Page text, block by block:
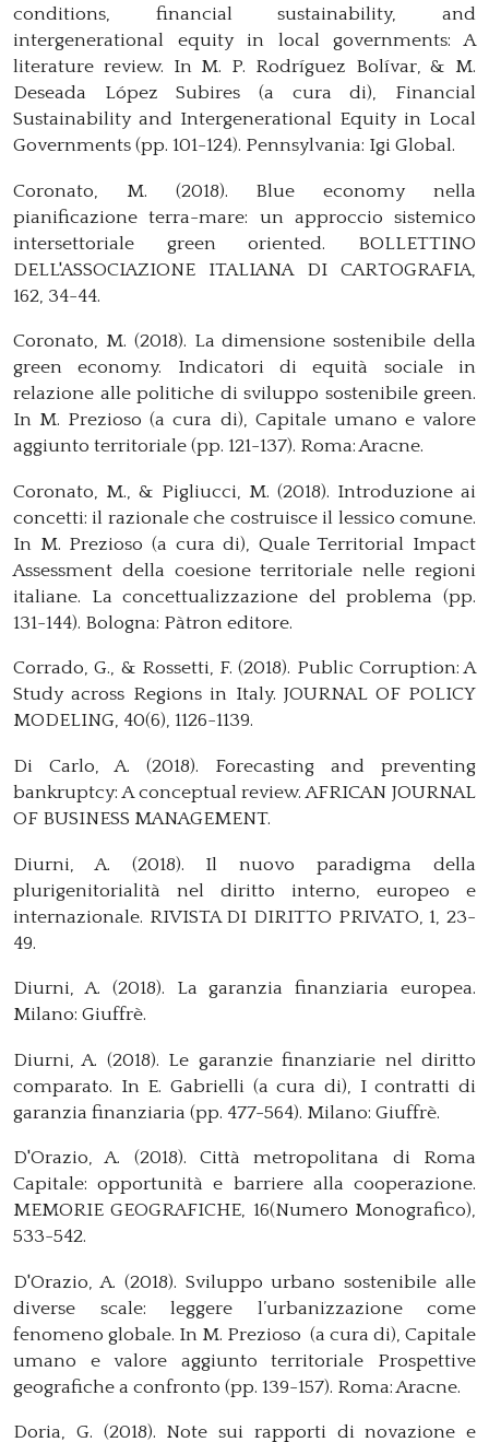
conditions, financial sustainability, and
intergenerational equity in local governments: A
literature review. In M. P. Rodríguez Bolívar, & M.
Deseada López Subires (a cura di), Financial
Sustainability and Intergenerational Equity in Local
Governments (pp. 101-124). Pennsylvania: Igi Global.
Coronato, M. (2018). Blue economy nella
pianificazione terra-mare: un approccio sistemico
intersettoriale green oriented. BOLLETTINO
DELL'ASSOCIAZIONE ITALIANA DI CARTOGRAFIA,
162, 34-44.
Coronato, M. (2018). La dimensione sostenibile della
green economy. Indicatori di equità sociale in
relazione alle politiche di sviluppo sostenibile green.
In M. Prezioso (a cura di), Capitale umano e valore
aggiunto territoriale (pp. 121-137). Roma: Aracne.
Coronato, M., & Pigliucci, M. (2018). Introduzione ai
concetti: il razionale che costruisce il lessico comune.
In M. Prezioso (a cura di), Quale Territorial Impact
Assessment della coesione territoriale nelle regioni
italiane. La concettualizzazione del problema (pp.
131-144). Bologna: Pàtron editore.
Corrado, G., & Rossetti, F. (2018). Public Corruption: A
Study across Regions in Italy. JOURNAL OF POLICY
MODELING, 40(6), 1126-1139.
Di Carlo, A. (2018). Forecasting and preventing
bankruptcy: A conceptual review. AFRICAN JOURNAL
OF BUSINESS MANAGEMENT.
Diurni, A. (2018). Il nuovo paradigma della
plurigenitorialità nel diritto interno, europeo e
internazionale. RIVISTA DI DIRITTO PRIVATO, 1, 23-
49.
Diurni, A. (2018). La garanzia finanziaria europea.
Milano: Giuffrè.
Diurni, A. (2018). Le garanzie finanziarie nel diritto
comparato. In E. Gabrielli (a cura di), I contratti di
garanzia finanziaria (pp. 477-564). Milano: Giuffrè.
D'Orazio, A. (2018). Città metropolitana di Roma
Capitale: opportunità e barriere alla cooperazione.
MEMORIE GEOGRAFICHE, 16(Numero Monografico),
533-542.
D'Orazio, A. (2018). Sviluppo urbano sostenibile alle
diverse scale: leggere l’urbanizzazione come
fenomeno globale. In M. Prezioso (a cura di), Capitale
umano e valore aggiunto territoriale Prospettive
geografiche a confronto (pp. 139-157). Roma: Aracne.
Doria, G. (2018). Note sui rapporti di novazione e